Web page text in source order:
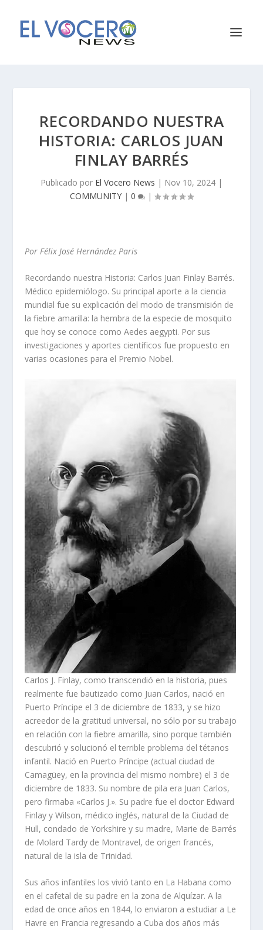
RECORDANDO NUESTRA
HISTORIA: CARLOS JUAN
FINLAY BARRÉS
Publicado por El Vocero News | Nov 10, 2024 |
COMMUNITY | 0 |
Por Félix José Hernández Paris
Recordando nuestra Historia: Carlos Juan Finlay Barrés.
Médico epidemiólogo. Su principal aporte a la ciencia
mundial fue su explicación del modo de transmisión de
la fiebre amarilla: la hembra de la especie de mosquito
que hoy se conoce como Aedes aegypti. Por sus
investigaciones y aportes científicos fue propuesto en
varias ocasiones para el Premio Nobel.
Carlos J. Finlay, como transcendió en la historia, pues
realmente fue bautizado como Juan Carlos, nació en
Puerto Príncipe el 3 de diciembre de 1833, y se hizo
acreedor de la gratitud universal, no sólo por su trabajo
en relación con la fiebre amarilla, sino porque también
descubrió y solucionó el terrible problema del tétanos
infantil. Nació en Puerto Príncipe (actual ciudad de
Camagüey, en la provincia del mismo nombre) el 3 de
diciembre de 1833. Su nombre de pila era Juan Carlos,
pero firmaba «Carlos J.». Su padre fue el doctor Edward
Finlay y Wilson, médico inglés, natural de la Ciudad de
Hull, condado de Yorkshire y su madre, Marie de Barrés
de Molard Tardy de Montravel, de origen francés,
natural de la isla de Trinidad.
Sus años infantiles los vivió tanto en La Habana como
en el cafetal de su padre en la zona de Alquízar. A la
edad de once años en 1844, lo enviaron a estudiar a Le
Havre en Francia regresando a Cuba dos años más